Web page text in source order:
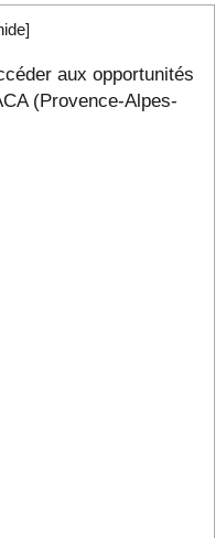
]
aux opportunités
(Provence-Alpes-